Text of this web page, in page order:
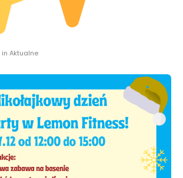
in Aktualne